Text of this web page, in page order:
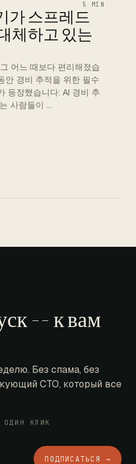
5 MIN
가 스프레드
체하고 있는
어느 때보다 편리해졌습
안 경비 추적을 위한 필수
등장했습니다: AI 경비 추
사람들이 …
-- к вам
Без спама, без
CTO, который все
КЛИК
ПОДПИСАТЬСЯ →